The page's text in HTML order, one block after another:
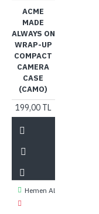
ACME
MADE
ALWAYS ON
WRAP-UP
COMPACT
CAMERA
CASE
(CAMO)
199,00 TL
Hemen Al